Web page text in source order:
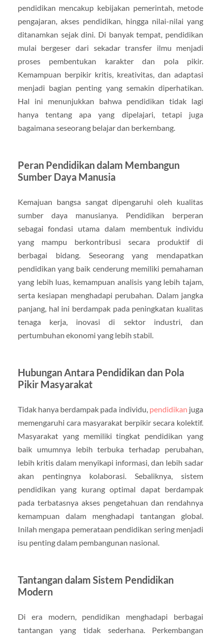
pendidikan mencakup kebijakan pemerintah, metode
pengajaran, akses pendidikan, hingga nilai-nilai yang
ditanamkan sejak dini. Di banyak tempat, pendidikan
mulai bergeser dari sekadar transfer ilmu menjadi
proses pembentukan karakter dan pola pikir.
Kemampuan berpikir kritis, kreativitas, dan adaptasi
menjadi bagian penting yang semakin diperhatikan.
Hal ini menunjukkan bahwa pendidikan tidak lagi
hanya tentang apa yang dipelajari, tetapi juga
bagaimana seseorang belajar dan berkembang.
Peran Pendidikan dalam Membangun
Sumber Daya Manusia
Kemajuan bangsa sangat dipengaruhi oleh kualitas
sumber daya manusianya. Pendidikan berperan
sebagai fondasi utama dalam membentuk individu
yang mampu berkontribusi secara produktif di
berbagai bidang. Seseorang yang mendapatkan
pendidikan yang baik cenderung memiliki pemahaman
yang lebih luas, kemampuan analisis yang lebih tajam,
serta kesiapan menghadapi perubahan. Dalam jangka
panjang, hal ini berdampak pada peningkatan kualitas
tenaga kerja, inovasi di sektor industri, dan
pertumbuhan ekonomi yang lebih stabil.
Hubungan Antara Pendidikan dan Pola
Pikir Masyarakat
Tidak hanya berdampak pada individu, pendidikan juga
memengaruhi cara masyarakat berpikir secara kolektif.
Masyarakat yang memiliki tingkat pendidikan yang
baik umumnya lebih terbuka terhadap perubahan,
lebih kritis dalam menyikapi informasi, dan lebih sadar
akan pentingnya kolaborasi. Sebaliknya, sistem
pendidikan yang kurang optimal dapat berdampak
pada terbatasnya akses pengetahuan dan rendahnya
kemampuan dalam menghadapi tantangan global.
Inilah mengapa pemerataan pendidikan sering menjadi
isu penting dalam pembangunan nasional.
Tantangan dalam Sistem Pendidikan
Modern
Di era modern, pendidikan menghadapi berbagai
tantangan yang tidak sederhana. Perkembangan